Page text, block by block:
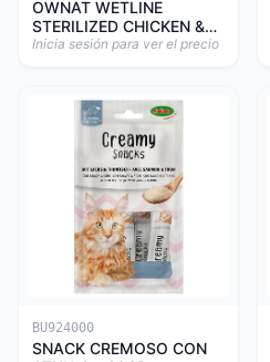
OWNAT WETLINE
STERILIZED CHICKEN &
TURKEY CAT 85gr
Inicia sesión para ver el precio
BU924000
SNACK CREMOSO CON